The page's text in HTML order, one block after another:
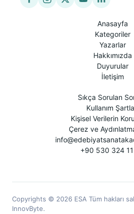
Anasayfa
Kategoriler
Yazarlar
Hakkımızda
Duyurular
İletişim
Sıkça Sorulan
Kullanım
Kişisel Verilerin
Çerez ve
+90 530 324
Copyrights © 2026 ESA Tüm hakları
InnovByte.